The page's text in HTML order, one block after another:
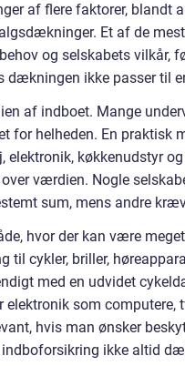
af flere faktorer, blandt
Et af de
og selskabets vilkår,
dækningen ikke passer til
af indboet. Mange
for helheden. En praktisk
elektronik, køkkenudstyr
værdien. Nogle
sum, mens andre
hvor der kan være
cykler, briller,
med en udvidet
som computere,
hvis man ønsker
ikke altid